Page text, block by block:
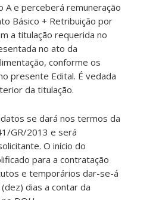
A e perceberá remuneração
Básico + Retribuição por
a titulação requerida no
no ato da
conforme os
presente Edital. É vedada
da titulação.
se dará nos termos da
GR/2013 e será
O início do
para a contratação
e temporários dar-se-á
dias a contar da